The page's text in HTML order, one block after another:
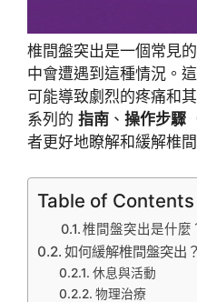
椎間盤突出是一個常見
中會遭遇到這種情況。
可能導致劇烈的疼痛和
系列的 指南 、 操作步驟
者更好地瞭解和緩解椎
Table of Contents
椎間盤突出是什麼
如何緩解椎間盤突出？
休息與活動
物理治療